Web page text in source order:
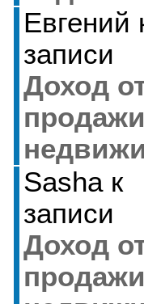
Евгений
записи
Доход
продажи
Sashaк
записи
Доход
продажи